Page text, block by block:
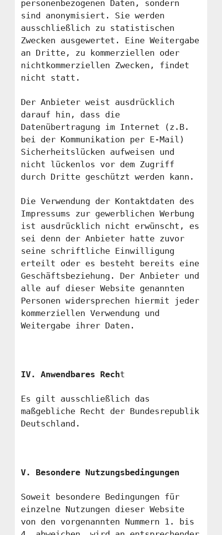
personenbezogenen Daten, sondern
sind anonymisiert. Sie werden
ausschließlich zu statistischen
Zwecken ausgewertet. Eine Weitergabe
an Dritte, zu kommerziellen oder
nichtkommerziellen Zwecken, findet
nicht statt.
Der Anbieter weist ausdrücklich
darauf hin, dass die
Datenübertragung im Internet (z.B.
bei der Kommunikation per E-Mail)
Sicherheitslücken aufweisen und
nicht lückenlos vor dem Zugriff
durch Dritte geschützt werden kann.
Die Verwendung der Kontaktdaten des
Impressums zur gewerblichen Werbung
ist ausdrücklich nicht erwünscht, es
sei denn der Anbieter hatte zuvor
seine schriftliche Einwilligung
erteilt oder es besteht bereits eine
Geschäftsbeziehung. Der Anbieter und
alle auf dieser Website genannten
Personen widersprechen hiermit jeder
kommerziellen Verwendung und
Weitergabe ihrer Daten.
IV. Anwendbares Recht
Es gilt ausschließlich das
maßgebliche Recht der Bundesrepublik
Deutschland.
V. Besondere Nutzungsbedingungen
Soweit besondere Bedingungen für
einzelne Nutzungen dieser Website
von den vorgenannten Nummern 1. bis